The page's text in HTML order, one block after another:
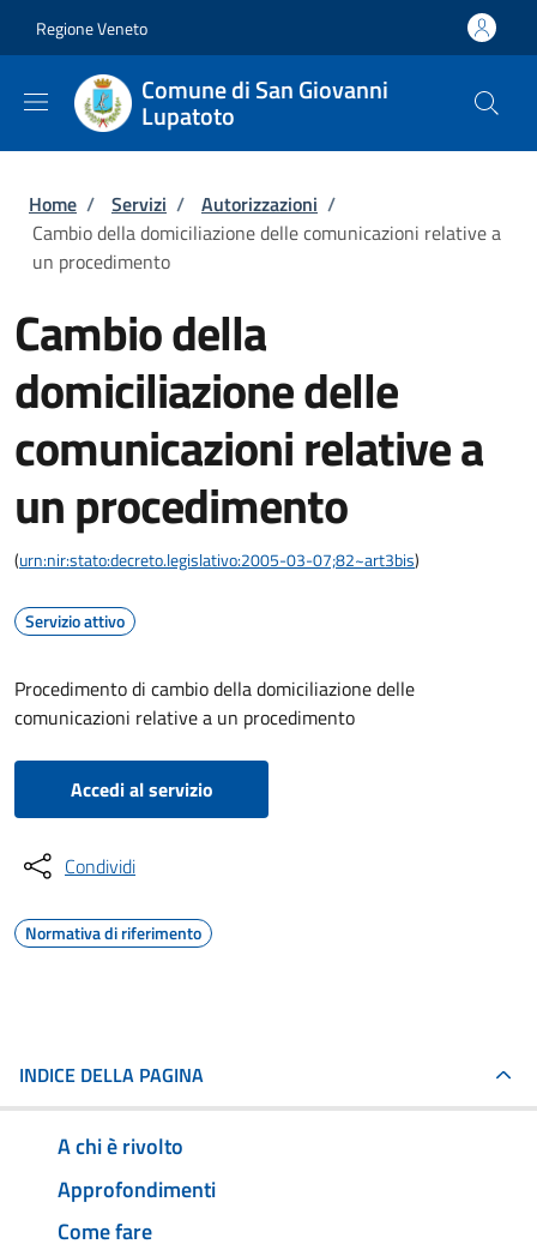
Regione Veneto
Comune di San Giovanni
Lupatoto
Briciole di pane
Home / Servizi / Autorizzazioni /
Cambio della domiciliazione delle comunicazioni relative a
un procedimento
Cambio della
domiciliazione delle
comunicazioni relative a
un procedimento
(urn:nir:stato:decreto.legislativo:2005-03-07;82~art3bis)
Servizio attivo
Procedimento di cambio della domiciliazione delle
comunicazioni relative a un procedimento
Accedi al servizio
Condividi
Normativa di riferimento
INDICE DELLA PAGINA
A chi è rivolto
Approfondimenti
Come fare